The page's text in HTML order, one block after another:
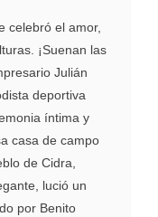
celebró el amor,
¡Suenan las
Julián
deportiva
íntima y
casa de campo
de Cidra,
lució un
por Benito